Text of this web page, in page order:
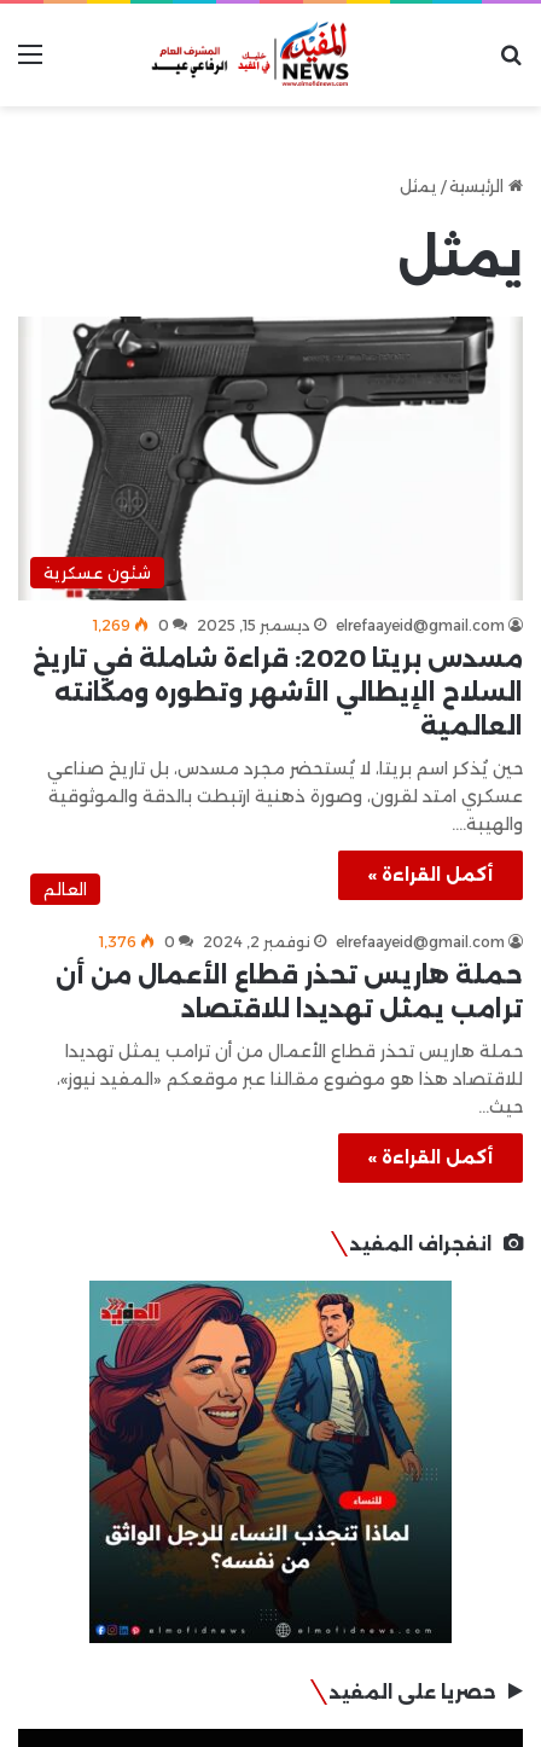
الرئيسية/ يمثل
يمثل
شئون عسكرية
elrefaayeid@gmail.com ديسمبر 15, 2025 0 1٬269
مسدس بريتا 2020: قراءة شاملة في تاريخ
السلاح الإيطالي الأشهر وتطوره ومكانته
العالمية
حين يُذكر اسم بريتا، لا يُستحضر مجرد مسدس، بل تاريخ صناعي
عسكري امتد لقرون، وصورة ذهنية ارتبطت بالدقة والموثوقية
والهيبة.…
أكمل القراءة »
العالم
elrefaayeid@gmail.com نوفمبر 2, 2024 0 1٬376
حملة هاريس تحذر قطاع الأعمال من أن
ترامب يمثل تهديدا للاقتصاد
حملة هاريس تحذر قطاع الأعمال من أن ترامب يمثل تهديدا
للاقتصاد هذا هو موضوع مقالنا عبر موقعكم «المفيد نيوز»،
حيث…
أكمل القراءة »
انفجراف المفيد
حصريا على المفيد